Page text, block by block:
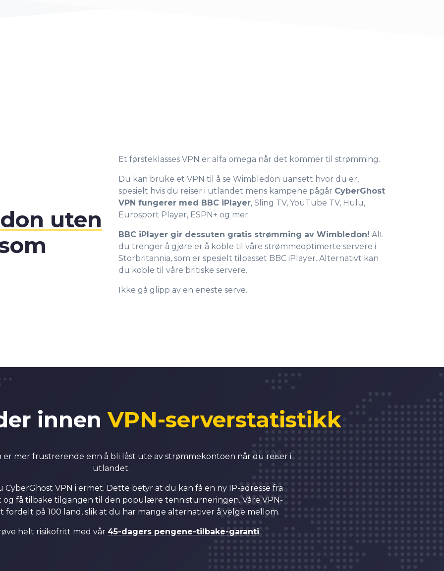
uten
Et førsteklasses VPN er alfa omega når det kommer til strømming.
Du kan bruke et VPN til å se Wimbledon uansett hvor du er,
spesielt hvis du reiser i utlandet mens kampene pågår CyberGhost
VPN fungerer med BBC iPlayer, Sling TV, YouTube TV, Hulu,
Eurosport Player, ESPN+ og mer.
BBC iPlayer gir dessuten gratis strømming av Wimbledon! Alt
du trenger å gjøre er å koble til våre strømmeoptimerte servere i
Storbritannia, som er spesielt tilpasset BBC iPlayer. Alternativt kan
du koble til våre britiske servere.
Ikke gå glipp av en eneste serve.
innenVPN-serverstatistikk
er mer frustrerende enn å bli låst ute av strømmekontoen når du reiser i
utlandet.
CyberGhost VPN i ermet. Dette betyr at du kan få en ny IP-adresse fra
og få tilbake tilgangen til den populære tennisturneringen. Våre VPN-
fordelt på 100 land, slik at du har mange alternativer å velge mellom.
helt risikofritt med vår 45-dagers pengene-tilbake-garanti.
0
0
2
4
5
6
7
8
9
8
9
0
1
2
4
5
6
7
8
9
0
0
1
2
5
6
7
8